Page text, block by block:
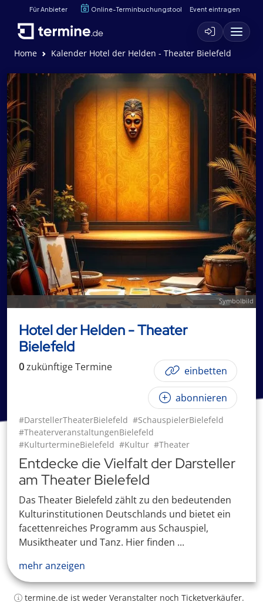
Für Anbieter Online-Terminbuchungstool Event eintragen
Home Kalender Hotel der Helden - Theater Bielefeld
Symbolbild
Hotel der Helden - Theater
Bielefeld
0zukünftigeTermine einbetten
abonnieren
#DarstellerTheaterBielefeld #SchauspielerBielefeld
#TheaterveranstaltungenBielefeld
#KulturtermineBielefeld #Kultur #Theater
Entdecke die Vielfalt der Darsteller
am Theater Bielefeld
Das Theater Bielefeld zählt zu den bedeutenden
Kulturinstitutionen Deutschlands und bietet ein
facettenreiches Programm aus Schauspiel,
Musiktheater und Tanz. Hier finden ...
mehr anzeigen
termine.de ist weder Veranstalter noch Ticketverkäufer.